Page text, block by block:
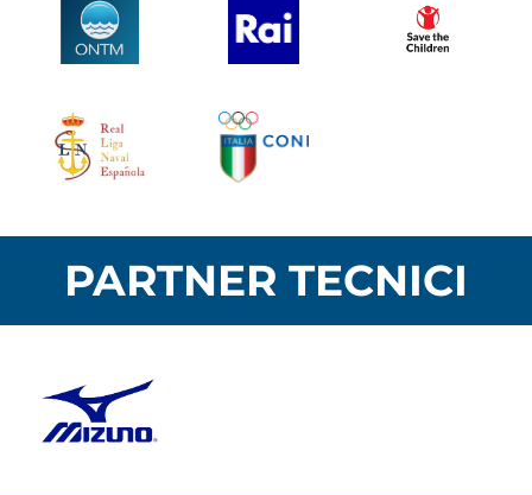
PARTNER TECNICI